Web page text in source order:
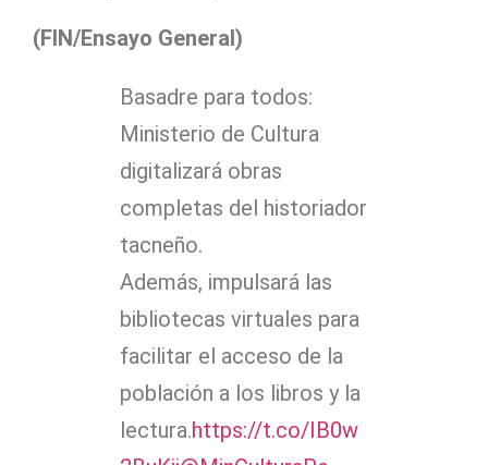
(FIN/Ensayo General)
Basadre para todos:
Ministerio de Cultura
digitalizará obras
completas del historiador
tacneño.
Además, impulsará las
bibliotecas virtuales para
facilitar el acceso de la
población a los libros y la
lectura.https://t.co/IB0w